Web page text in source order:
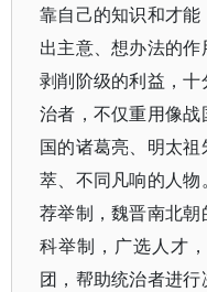
靠自己的知识和才
出主意、想办法的
剥削阶级的利益，
治者，不仅重用像
国的诸葛亮、明太
萃、不同凡响的人
荐举制，魏晋南北
科举制，广选人才
团，帮助统治者进